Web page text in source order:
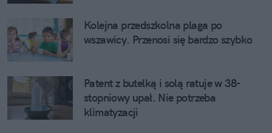
Kolejna przedszkolna plaga po
wszawicy. Przenosi się bardzo szybko
Patent z butelką i solą ratuje w 38-
stopniowy upał. Nie potrzeba
klimatyzacji